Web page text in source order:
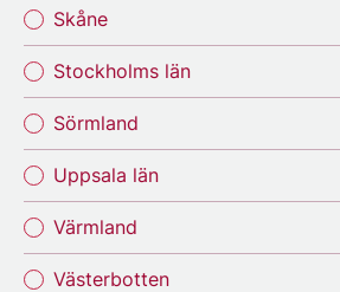
Skåne
Stockholms län
Sörmland
Uppsala län
Värmland
Västerbotten